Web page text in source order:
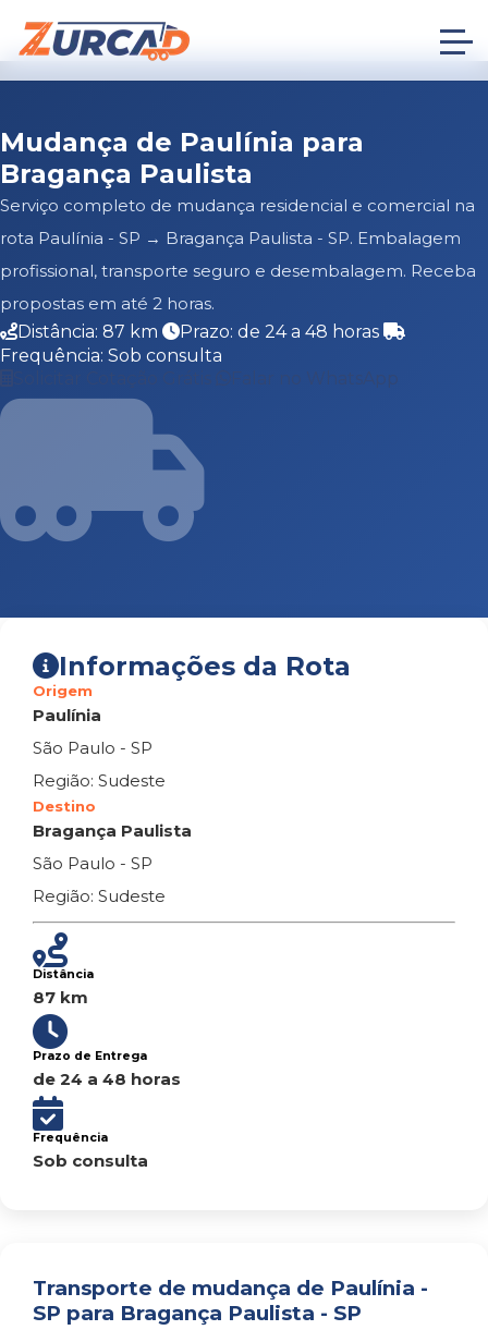
Mudança de Paulínia para
Bragança Paulista
Serviço completo de mudança residencial e comercial na
rota Paulínia - SP → Bragança Paulista - SP. Embalagem
profissional, transporte seguro e desembalagem. Receba
propostas em até 2 horas.
Distância: 87 km
Prazo: de 24 a 48 horas
Frequência: Sob consulta
Falar no WhatsApp
Informações da Rota
Origem
Paulínia
São Paulo - SP
Região: Sudeste
Destino
Bragança Paulista
São Paulo - SP
Região: Sudeste
Distância
87 km
Prazo de Entrega
de 24 a 48 horas
Frequência
Sob consulta
Transporte de mudança de Paulínia -
SP para Bragança Paulista - SP